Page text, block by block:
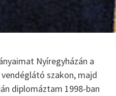
Nyíregyházán a
szakon, majd
diplomáztam 1998-ban
Íz és illat jellemzők